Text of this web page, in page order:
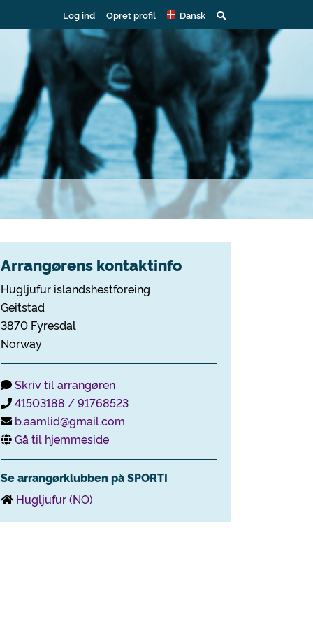
Log ind Opret profil Dansk
Arrangørens kontaktinfo
Hugljufur islandshestforeing
Geitstad
3870 Fyresdal
Norway
Skriv til arrangøren
41503188 / 91768523
b.aamlid@gmail.com
Gå til hjemmeside
Se arrangørklubben på SPORTI
Hugljufur (NO)